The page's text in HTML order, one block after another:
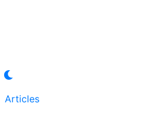
Articles